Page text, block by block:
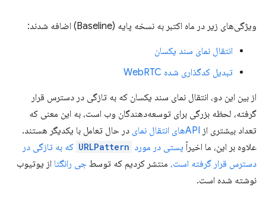
ویژگی‌های زیر در ماه اکتبر به نسخه پایه (Baseline) اضافه شدند:
انتقال نمای سند یکسان
تبدیل کدگذاری شده WebRTC
از بین این دو، انتقال نمای سند یکسان که به تازگی در دسترس قرار
گرفته، لحظه بزرگی برای توسعه‌دهندگان وب است، به این معنی که
تعداد بیشتری از APIهای انتقال نمای
در حال تعامل با یکدیگر هستند.
علاوه بر این، ما اخیراً پستی در مورد URLPattern که به تازگی در
دسترس قرار گرفته است، منتشر کردیم که توسط جی رانگتا از یوتیوب
نوشته شده است.